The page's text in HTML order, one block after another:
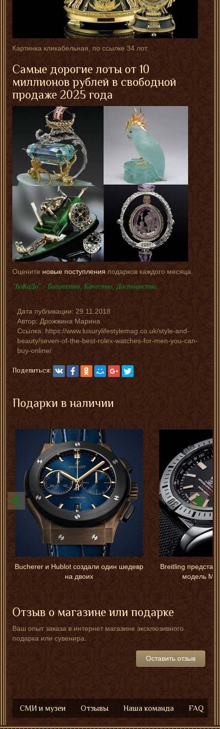
Картинка кликабельная, по ссылке 34 лот.
Самые дорогие лоты от 10
миллионов рублей в свободной
продаже 2025 года
Оценитеновые поступления подарков каждого месяца.
"БоКаДо" - Богатство, Качество, Достоинство.
Дата публикации: 29.11.2018
Автор: Дрожжина Марина
Ссылка: https://www.luxurylifestylemag.co.uk/style-and-
beauty/seven-of-the-best-rolex-watches-for-men-you-can-
buy-online/
Поделиться:
Подарки в наличии
Bucherer и Hublot создали один шедевр
на двоих
Breitling
модель
Отзыв о магазине или подарке
Ваш опыт заказа в интернет магазине эксклюзивного
подарка или сувенира.
Оставить отзыв
СМИ и музеи Отзывы Наша команда FAQ